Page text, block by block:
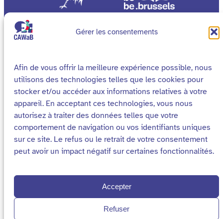
Gérer les consentements
Afin de vous offrir la meilleure expérience possible, nous
utilisons des technologies telles que les cookies pour
stocker et/ou accéder aux informations relatives à votre
appareil. En acceptant ces technologies, vous nous
autorisez à traiter des données telles que votre
comportement de navigation ou vos identifiants uniques
sur ce site. Le refus ou le retrait de votre consentement
peut avoir un impact négatif sur certaines fonctionnalités.
Accepter
Refuser
2026 – Site réalisé parMédia Animation asbl
pour le Collectif Accessibilité Wallonie Bruxelles
CookiesMentions légales
Declaration d’accessibilitéPlan du site